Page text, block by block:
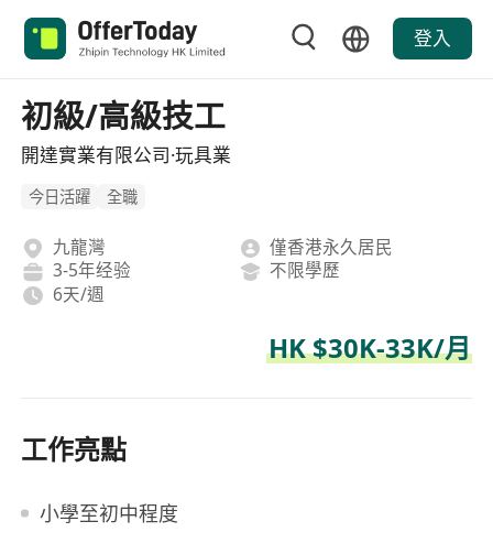
登入
初級/高級技工
開達實業有限公司·玩具業
今日活躍 全職
九龍灣
僅香港永久居民
3-5年经验
不限學歷
6天/週
HK $30K-33K/月
工作亮點
小學至初中程度